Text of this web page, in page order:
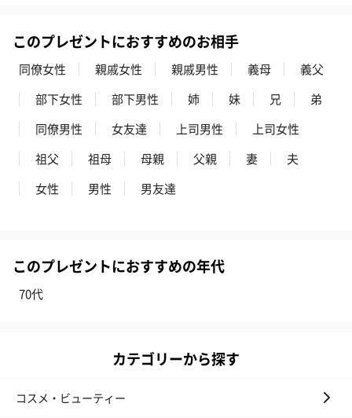
このプレゼントにおすすめのお相手
同僚女性 親戚女性 親戚男性 義母
義父
部下女性
部下男性 姉 妹 兄
弟
同僚男性
女友達 上司男性
上司女性
祖父
祖母 母親 父親 妻
夫
女性
男性 男友達
このプレゼントにおすすめの年代
70代
カテゴリーから探す
コスメ・ビューティー